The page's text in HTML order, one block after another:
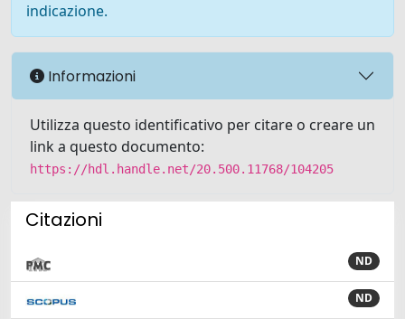
indicazione.
Informazioni
Utilizza questo identificativo per citare o creare un
link a questo documento:
https://hdl.handle.net/20.500.11768/104205
Citazioni
ND
ND